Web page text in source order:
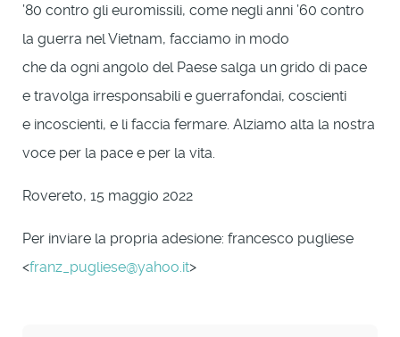
’80 contro gli euromissili, come negli anni ’60 contro
la guerra nel Vietnam, facciamo in modo
che da ogni angolo del Paese salga un grido di pace
e travolga irresponsabili e guerrafondai, coscienti
e incoscienti, e li faccia fermare. Alziamo alta la nostra
voce per la pace e per la vita.
Rovereto, 15 maggio 2022
Per inviare la propria adesione: francesco pugliese
<franz_pugliese@yahoo.it>